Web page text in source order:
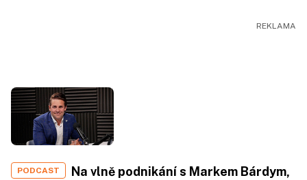
PODCAST
Na vlně podnikání s Markem Bárdym,